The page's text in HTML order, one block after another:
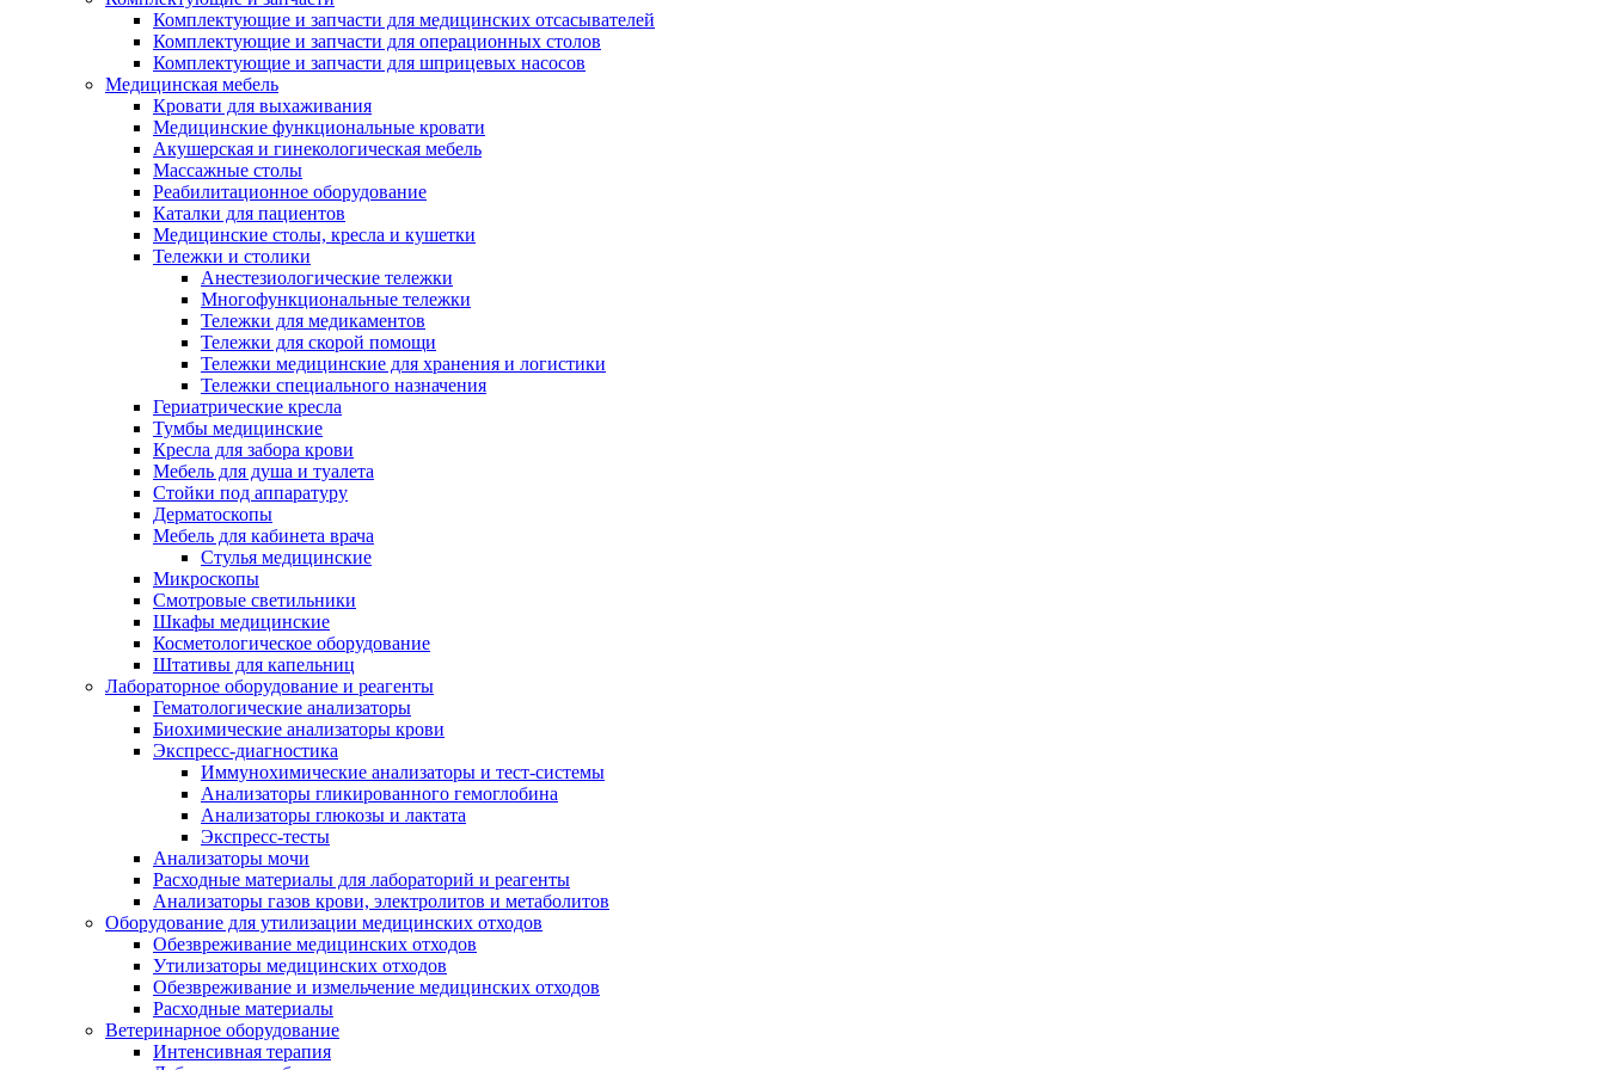
Комплектующие и запчасти для медицинских отсасывателей
Комплектующие и запчасти для операционных столов
Комплектующие и запчасти для шприцевых насосов
Медицинская мебель
Кровати для выхаживания
Медицинские функциональные кровати
Акушерская и гинекологическая мебель
Массажные столы
Реабилитационное оборудование
Каталки для пациентов
Медицинские столы, кресла и кушетки
Тележки и столики
Анестезиологические тележки
Многофункциональные тележки
Тележки для медикаментов
Тележки для скорой помощи
Тележки медицинские для хранения и логистики
Тележки специального назначения
Гериатрические кресла
Тумбы медицинские
Кресла для забора крови
Мебель для душа и туалета
Стойки под аппаратуру
Дерматоскопы
Мебель для кабинета врача
Стулья медицинские
Микроскопы
Смотровые светильники
Шкафы медицинские
Косметологическое оборудование
Штативы для капельниц
Лабораторное оборудование и реагенты
Гематологические анализаторы
Биохимические анализаторы крови
Экспресс-диагностика
Иммунохимические анализаторы и тест-системы
Анализаторы гликированного гемоглобина
Анализаторы глюкозы и лактата
Экспресс-тесты
Анализаторы мочи
Расходные материалы для лабораторий и реагенты
Анализаторы газов крови, электролитов и метаболитов
Оборудование для утилизации медицинских отходов
Обезвреживание медицинских отходов
Утилизаторы медицинских отходов
Обезвреживание и измельчение медицинских отходов
Расходные материалы
Ветеринарное оборудование
Интенсивная терапия